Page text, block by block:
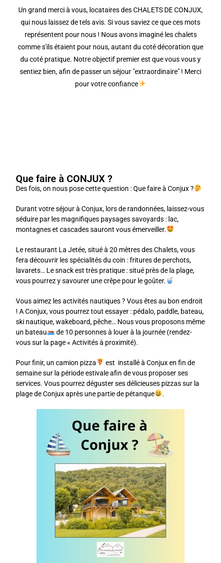
Un grand merci à vous, locataires des CHALETS DE CONJUX,
qui nous laissez de tels avis. Si vous saviez ce que ces mots
représentent pour nous ! Nous avons imaginé les chalets
comme s'ils étaient pour nous, autant du coté décoration que
du coté pratique. Notre objectif premier est que vous vous y
sentiez bien, afin de passer un séjour "extraordinaire" ! Merci
pour votre confiance
Que faire à CONJUX ?
Des fois, on nous pose cette question : Que faire à Conjux ?
Durant votre séjour à Conjux, lors de randonnées, laissez-vous
séduire par les magnifiques paysages savoyards : lac,
montagnes et cascades sauront vous émerveiller.
Le restaurant La Jetée, situé à 20 mètres des Chalets, vous
fera découvrir les spécialités du coin : fritures de perchots,
lavarets… Le snack est très pratique : situé près de la plage,
vous pourrez y savourer une crêpe pour le goûter.
Vous aimez les activités nautiques ? Vous êtes au bon endroit
! A Conjux, vous pourrez tout essayer : pédalo, paddle, bateau,
ski nautique, wakeboard, pêche… Nous vous proposons même
un bateau
de 10 personnes à louer à la journée (rendez-
vous sur la page « Activités à proximité).
Pour finir, un camion pizza
est installé à Conjux en fin de
semaine sur la période estivale afin de vous proposer ses
services. Vous pourrez déguster ses délicieuses pizzas sur la
plage de Conjux après une partie de pétanque
.